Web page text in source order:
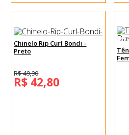
Chinelo Rip Curl Bondi -
Preto
R$ 49,90
R$ 42,80